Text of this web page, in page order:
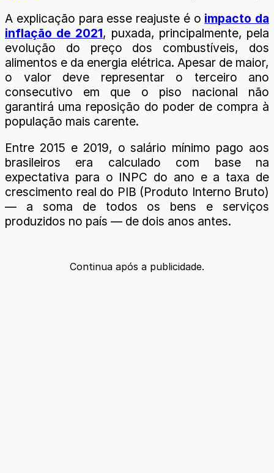
A explicação para esse reajuste é o impacto da
inflação de 2021, puxada, principalmente, pela
evolução do preço dos combustíveis, dos
alimentos e da energia elétrica. Apesar de maior,
o valor deve representar o terceiro ano
consecutivo em que o piso nacional não
garantirá uma reposição do poder de compra à
população mais carente.
Entre 2015 e 2019, o salário mínimo pago aos
brasileiros era calculado com base na
expectativa para o INPC do ano e a taxa de
crescimento real do PIB (Produto Interno Bruto)
— a soma de todos os bens e serviços
produzidos no país — de dois anos antes.
Continua após a publicidade.